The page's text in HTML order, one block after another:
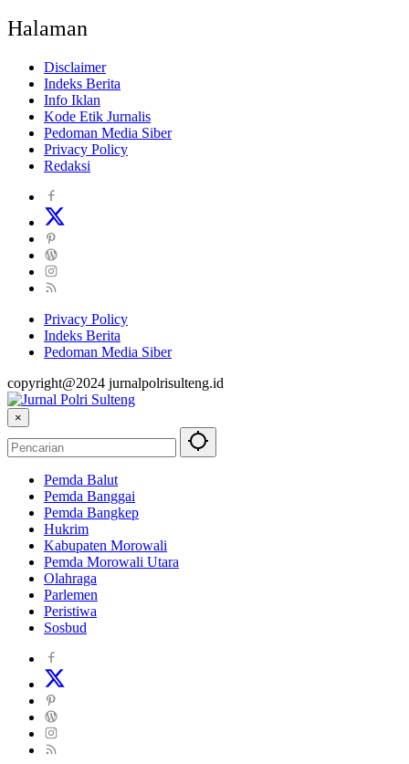
Halaman
Disclaimer
Indeks Berita
Info Iklan
Kode Etik Jurnalis
Pedoman Media Siber
Privacy Policy
Redaksi
Privacy Policy
Indeks Berita
Pedoman Media Siber
copyright@2024 jurnalpolrisulteng.id
×
Pemda Balut
Pemda Banggai
Pemda Bangkep
Hukrim
Kabupaten Morowali
Pemda Morowali Utara
Olahraga
Parlemen
Peristiwa
Sosbud